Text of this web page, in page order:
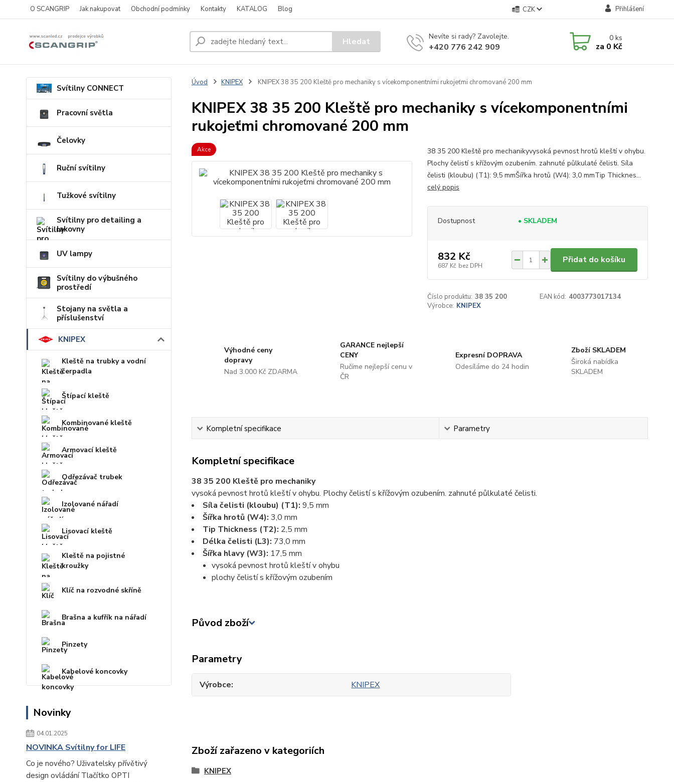
O SCANGRIP Jak nakupovat Obchodní podmínky Kontakty KATALOG Blog CZK Přihlášení
Hledat Nevíte si rady? Zavolejte.
+420 776 242 909
0ks
za 0 Kč
Svítilny CONNECT
Pracovní světla
Čelovky
Ruční svítilny
Tužkové svítilny
Svítilny pro detailing a
lakovny
UV lampy
Svítilny do výbušného
prostředí
Stojany na světla a
příslušenství
KNIPEX
Kleště na trubky a vodní
čerpadla
Štípací kleště
Kombinované kleště
Armovací kleště
Odřezávač trubek
Izolované nářadí
Lisovací kleště
Kleště na pojistné
kroužky
Klíč na rozvodné skříně
Brašna a kufřík na nářadí
Pinzety
Kabelové koncovky
Novinky
04.01.2025
NOVINKA Svítilny for LIFE
Co je nového? Uživatelsky přívětivý
design ovládání Tlačítko OPTI
Úvod KNIPEX KNIPEX 38 35 200 Kleště pro mechaniky s vícekomponentními rukojeťmi chromované 200 mm
KNIPEX 38 35 200 Kleště pro mechaniky s vícekomponentními
rukojeťmi chromované 200 mm
Akce
38 35 200 Kleště pro mechanikyvysoká pevnost hrotů kleští v ohybu.
Plochy čelistí s křížovým ozubením. zahnuté půlkulaté čelisti. Síla
čelisti (kloubu) (T1): 9,5 mmŠířka hrotů (W4): 3,0 mmTip Thicknes...
celý popis
Dostupnost • SKLADEM
832 Kč
687 Kč bez DPH
Přidat do košíku
Číslo produktu: 38 35 200 EAN kód: 4003773017134
Výrobce: KNIPEX
Výhodné ceny
dopravy
Nad 3.000 Kč ZDARMA
GARANCE nejlepší
CENY
Ručíme nejlepší cenu v
ČR
Expresní DOPRAVA
Odesíláme do 24 hodin
Zboží SKLADEM
Široká nabídka
SKLADEM
Kompletní specifikace Parametry
Kompletní specifikace
38 35 200 Kleště pro mechaniky
vysoká pevnost hrotů kleští v ohybu. Plochy čelistí s křížovým ozubením. zahnuté půlkulaté čelisti.
Síla čelisti (kloubu) (T1): 9,5 mm
Šířka hrotů (W4): 3,0 mm
Tip Thickness (T2): 2,5 mm
Délka čelisti (L3): 73,0 mm
Šířka hlavy (W3): 17,5 mm
vysoká pevnost hrotů kleští v ohybu
plochy čelistí s křížovým ozubením
Původ zboží
Parametry
Výrobce KNIPEX
Zboží zařazeno v kategoriích
KNIPEX